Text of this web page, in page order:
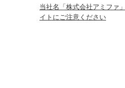
当社名「株式会社アミファ
イトにご注意ください